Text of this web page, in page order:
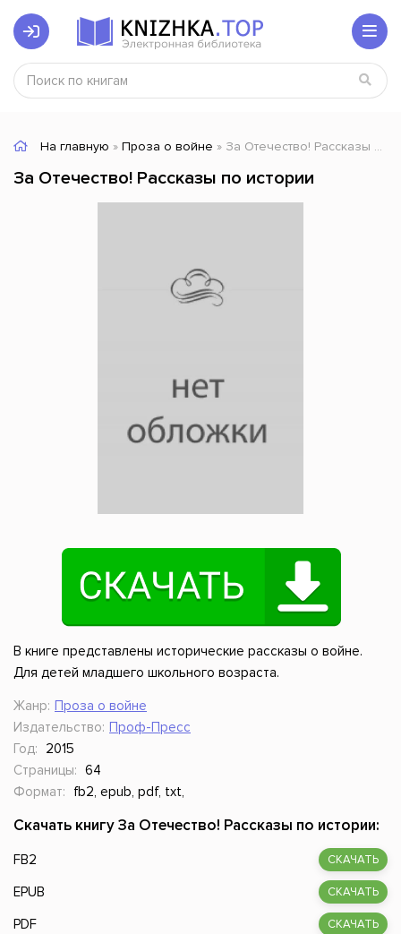
На главную » Проза о войне » За Отечество! Рассказы по истории
За Отечество! Рассказы по истории
В книге представлены исторические рассказы о войне.
Для детей младшего школьного возраста.
Жанр: Проза о войне
Издательство: Проф-Пресс
Год:
2015
Страницы: 64
Формат:
fb2, epub, pdf, txt,
Скачать книгу За Отечество! Рассказы по истории:
FB2 СКАЧАТЬ
EPUB СКАЧАТЬ
PDF СКАЧАТЬ